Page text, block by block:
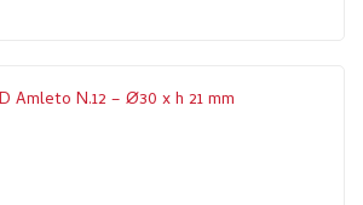
Amleto N.12 – Ø30 x h 21 mm